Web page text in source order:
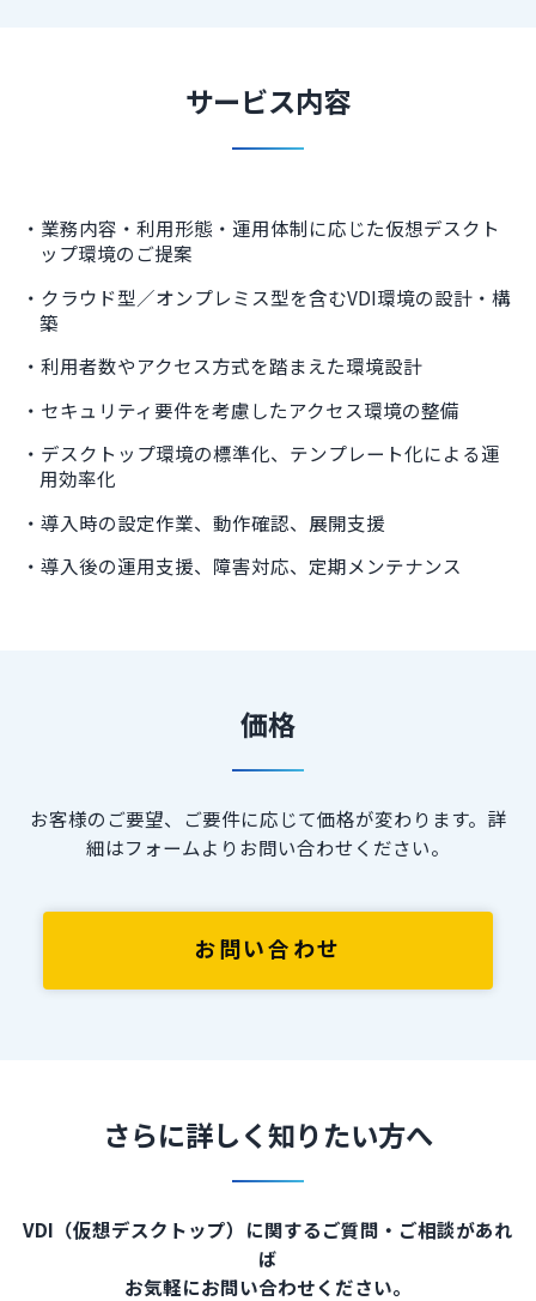
サービス内容
業務内容・利用形態・運用体制に応じた仮想デスクト
ップ環境のご提案
クラウド型／オンプレミス型を含むVDI環境の設計・構
築
利用者数やアクセス方式を踏まえた環境設計
セキュリティ要件を考慮したアクセス環境の整備
デスクトップ環境の標準化、テンプレート化による運
用効率化
導入時の設定作業、動作確認、展開支援
導入後の運用支援、障害対応、定期メンテナンス
価格
お客様のご要望、ご要件に応じて価格が変わります。詳
細はフォームよりお問い合わせください。
お問い合わせ
さらに詳しく知りたい方へ
VDI（仮想デスクトップ）に関するご質問・ご相談があれ
ば
お気軽にお問い合わせください。